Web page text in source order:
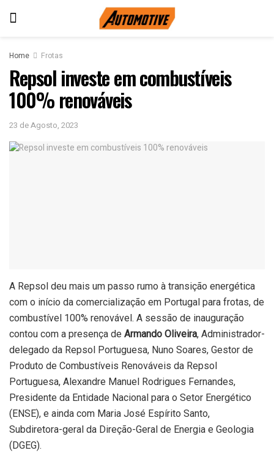
Home Frotas
Repsol investe em combustíveis
100% renováveis
23 de Agosto, 2023
A Repsol deu mais um passo rumo à transição energética
com o início da comercialização em Portugal para frotas, de
combustível 100% renovável. A sessão de inauguração
contou com a presença de Armando Oliveira, Administrador-
delegado da Repsol Portuguesa, Nuno Soares, Gestor de
Produto de Combustíveis Renováveis da Repsol
Portuguesa, Alexandre Manuel Rodrigues Fernandes,
Presidente da Entidade Nacional para o Setor Energético
(ENSE), e ainda com Maria José Espírito Santo,
Subdiretora-geral da Direção-Geral de Energia e Geologia
(DGEG).